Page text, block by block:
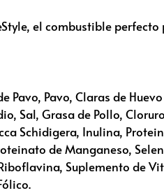
el combustible
Pavo, Pavo, Claras de
Sal, Grasa de Pollo,
Schidigera, Inulina,
de Manganeso,
Suplemento de